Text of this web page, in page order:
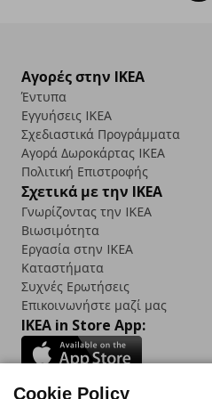
Αγορές στην IKEA
Έντυπα
Εγγυήσεις IKEA
Σχεδιαστικά Προγράμματα
Αγορά Δωρoκάρτας IKEA
Πολιτική Επιστροφής
Σχετικά με την IKEA
Γνωρίζοντας την IKEA
Βιωσιμότητα
Εργασία στην IKEA
Καταστήματα
Συχνές Ερωτήσεις
Επικοινωνήστε μαζί μας
IKEA in Store App:
Cookie Policy